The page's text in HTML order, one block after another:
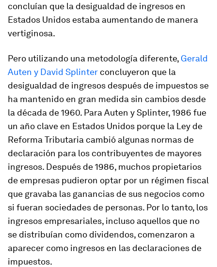
concluían que la desigualdad de ingresos en
Estados Unidos estaba aumentando de manera
vertiginosa.
Pero utilizando una metodología diferente, Gerald
Auten y David Splinter concluyeron que la
desigualdad de ingresos después de impuestos se
ha mantenido en gran medida sin cambios desde
la década de 1960. Para Auten y Splinter, 1986 fue
un año clave en Estados Unidos porque la Ley de
Reforma Tributaria cambió algunas normas de
declaración para los contribuyentes de mayores
ingresos. Después de 1986, muchos propietarios
de empresas pudieron optar por un régimen fiscal
que gravaba las ganancias de sus negocios como
si fueran sociedades de personas. Por lo tanto, los
ingresos empresariales, incluso aquellos que no
se distribuían como dividendos, comenzaron a
aparecer como ingresos en las declaraciones de
impuestos.